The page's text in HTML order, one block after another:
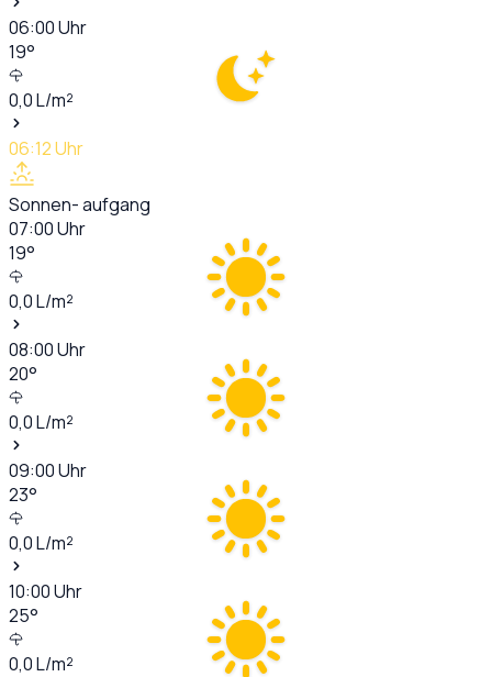
06:00Uhr
19°
0,0L/m²
06:12Uhr
Sonnen- aufgang
07:00Uhr
19°
0,0L/m²
08:00Uhr
20°
0,0L/m²
09:00Uhr
23°
0,0L/m²
10:00Uhr
25°
0,0L/m²